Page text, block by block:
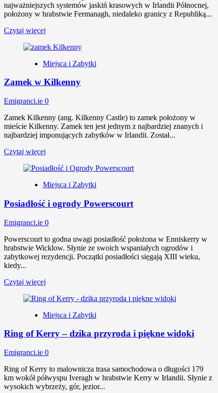
najważniejszych systemów jaskiń krasowych w Irlandii Północnej,
położony w hrabstwie Fermanagh, niedaleko granicy z Republiką...
Czytaj więcej
Miejsca i Zabytki
Zamek w Kilkenny
Emigranci.ie 0
Zamek Kilkenny (ang. Kilkenny Castle) to zamek położony w
mieście Kilkenny. Zamek ten jest jednym z najbardziej znanych i
najbardziej imponujących zabytków w Irlandii. Został...
Czytaj więcej
Miejsca i Zabytki
Posiadłość i ogrody Powerscourt
Emigranci.ie 0
Powerscourt to godna uwagi posiadłość położona w Enniskerry w
hrabstwie Wicklow. Słynie ze swoich wspaniałych ogrodów i
zabytkowej rezydencji. Początki posiadłości sięgają XIII wieku,
kiedy...
Czytaj więcej
Miejsca i Zabytki
Ring of Kerry – dzika przyroda i piękne widoki
Emigranci.ie 0
Ring of Kerry to malownicza trasa samochodowa o długości 179
km wokół półwyspu Iveragh w hrabstwie Kerry w Irlandii. Słynie z
wysokich wybrzeży, gór, jezior...